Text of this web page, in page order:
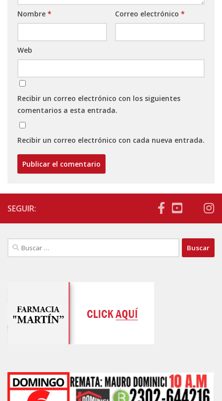
Nombre * Correo electrónico *
Web
Recibir un correo electrónico con los siguientes
comentarios a esta entrada.
Recibir un correo electrónico con cada nueva entrada.
SEGUIR:
Buscar: